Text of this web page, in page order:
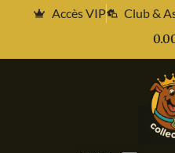
Accès VIP Club &